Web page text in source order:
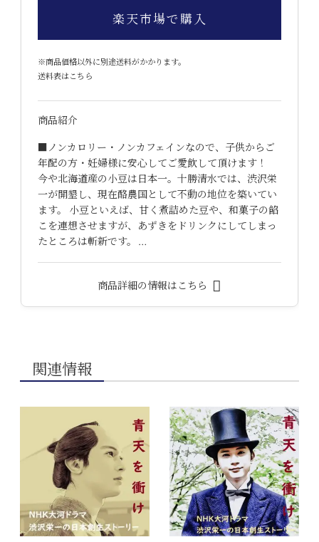
楽天市場で購入
※商品価格以外に別途送料がかかります。
送料表はこちら
商品紹介
■ノンカロリー・ノンカフェインなので、子供からご
年配の方・妊婦様に安心してご愛飲して頂けます！
今や北海道産の小豆は日本一。十勝清水では、渋沢栄
一が開墾し、現在酪農国として不動の地位を築いてい
ます。 小豆といえば、甘く煮詰めた豆や、和菓子の餡
こを連想させますが、あずきをドリンクにしてしまっ
たところは斬新です。 …
商品詳細の情報はこちら
関連情報